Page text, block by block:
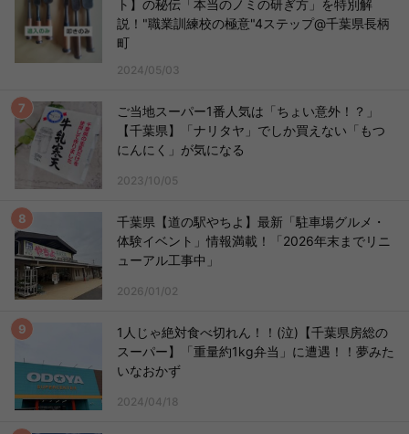
ト】の秘伝「本当のノミの研ぎ方」を特別解
説！"職業訓練校の極意"4ステップ@千葉県長柄
町
2024/05/03
ご当地スーパー1番人気は「ちょい意外！？」
【千葉県】「ナリタヤ」でしか買えない「もつ
にんにく」が気になる
2023/10/05
千葉県【道の駅やちよ】最新「駐車場グルメ・
体験イベント」情報満載！「2026年末までリニ
ューアル工事中」
2026/01/02
1人じゃ絶対食べ切れん！！(泣)【千葉県房総の
スーパー】「重量約1kg弁当」に遭遇！！夢みた
いなおかず
2024/04/18